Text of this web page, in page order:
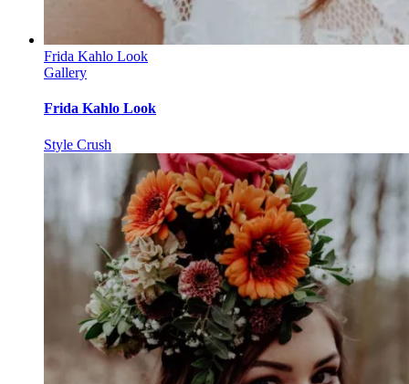
Frida Kahlo Look
Gallery
Frida Kahlo Look
Style Crush